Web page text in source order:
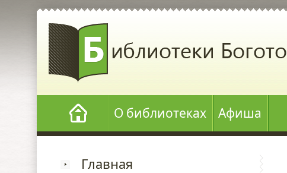
О библиотеках Афиша
Главная